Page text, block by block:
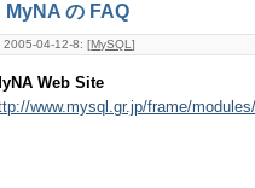
MyNA の FAQ
2005-04-12-8: [MySQL]
Web Site
www.mysql.gr.jp/frame/